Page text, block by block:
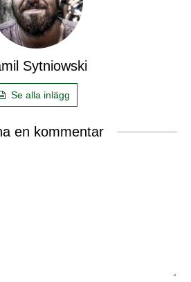
Sytniowski
Se alla inlägg
en kommentar